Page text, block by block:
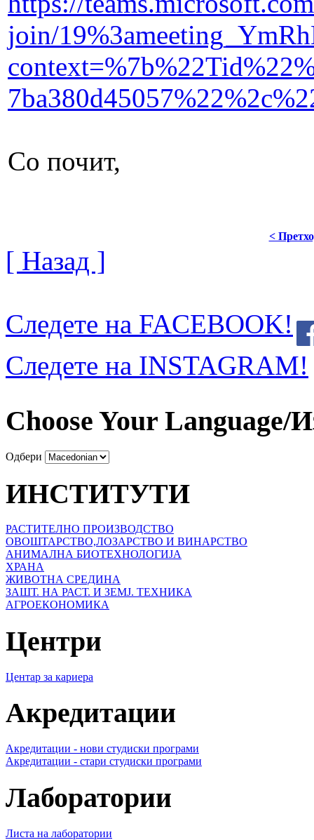
join/
Со почит,
<
[ Назад ]
Следете на FACEBOOK!
Следете на INSTAGRAM!
Choose Your Language/
Одбери
ИНСТИТУТИ
РАСТИТЕЛНО ПРОИЗВОДСТВО
ОВОШТАРСТВО,ЛОЗАРСТВО И ВИНАРСТВО
АНИМАЛНА БИОТЕХНОЛОГИЈА
ХРАНА
ЖИВОТНА СРЕДИНА
ЗАШТ. НА РАСТ. И ЗЕМЈ. ТЕХНИКА
АГРОЕКОНОМИКА
Центри
Центар за кариера
Акредитации
Акредитации - нови студиски програми
Акредитации - стари студиски програми
Лаборатории
Листа на лаборатории